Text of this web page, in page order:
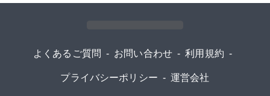
よくあるご質問 - お問い合わせ - 利用規約 -
プライバシーポリシー - 運営会社